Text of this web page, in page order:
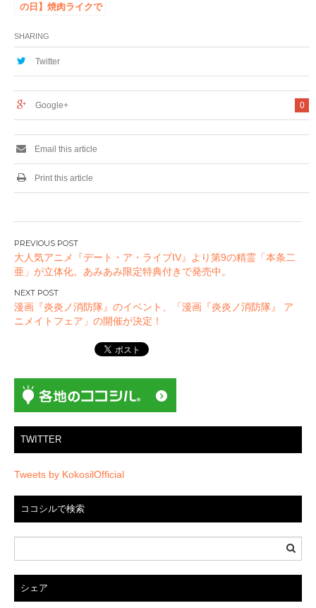
の日】焼肉ライクで
体験を！ あの「神
戸牛」を390円で8月
26日(金)から3日間全
SHARING
Twitter
0
Google+
Email this article
Print this article
投
稿
ナ
ビ
ゲ
ョ
ン
大人気アニメ『デート・ア・ライブIV』より第9の精霊「本条二
亜」が立体化。あみあみ限定特典付きで発売中。
漫画『炎炎ノ消防隊』のイベント、「漫画『炎炎ノ消防隊』 ア
ニメイトフェア」の開催が決定！
TWITTER
Tweets by KokosilOfficial
ココシルで検索
シェア